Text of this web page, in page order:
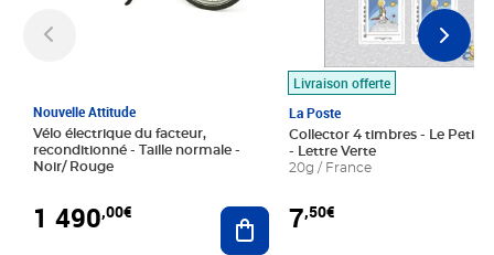
Nouvelle Attitude
Vélo électrique du facteur,
reconditionné - Taille normale -
Noir/ Rouge
1 490,00€ Ajouter au panier
Livraison offerte
La Poste
Collector 4 timbres - Le Petit
- Lettre Verte
20g / France
7,50€